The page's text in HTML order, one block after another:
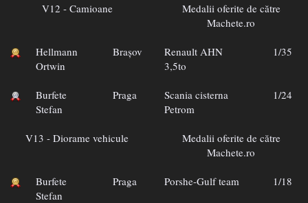
V12 - Camioane
Medalii oferite de către
Machete.ro
Hellmann
Ortwin
Brașov
Renault AHN
3,5to
1/35
Burfete
Stefan
Praga
Scania cisterna
Petrom
1/24
V13 - Diorame vehicule
Medalii oferite de către
Machete.ro
Burfete
Stefan
Praga Porshe-Gulf team 1/18